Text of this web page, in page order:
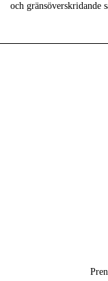
och gränsöverskridande